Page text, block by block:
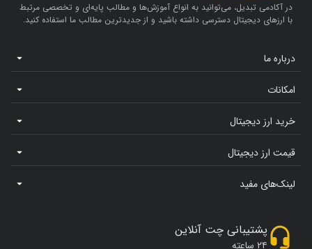
در آکادمی تبدیل، می‌توانید به انواع آموزش‌ها و مطالب پایه‌ای و تخصصی مرتبط
با ارزهای دیجیتال دسترسی داشته باشید و از جدیدترین مطالب ما استفاده کنید.
درباره ما
امکانات
خرید ارز دیجیتال
قیمت ارز دیجیتال
لینک‌های مفید
پشتیبانی چت آنلاین
۲۴ ساعته